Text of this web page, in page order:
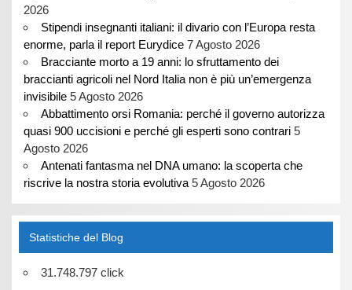
2026
Stipendi insegnanti italiani: il divario con l’Europa resta
enorme, parla il report Eurydice 7 Agosto 2026
Bracciante morto a 19 anni: lo sfruttamento dei
braccianti agricoli nel Nord Italia non è più un’emergenza
invisibile 5 Agosto 2026
Abbattimento orsi Romania: perché il governo autorizza
quasi 900 uccisioni e perché gli esperti sono contrari 5
Agosto 2026
Antenati fantasma nel DNA umano: la scoperta che
riscrive la nostra storia evolutiva 5 Agosto 2026
Statistiche del Blog
31.748.797 click